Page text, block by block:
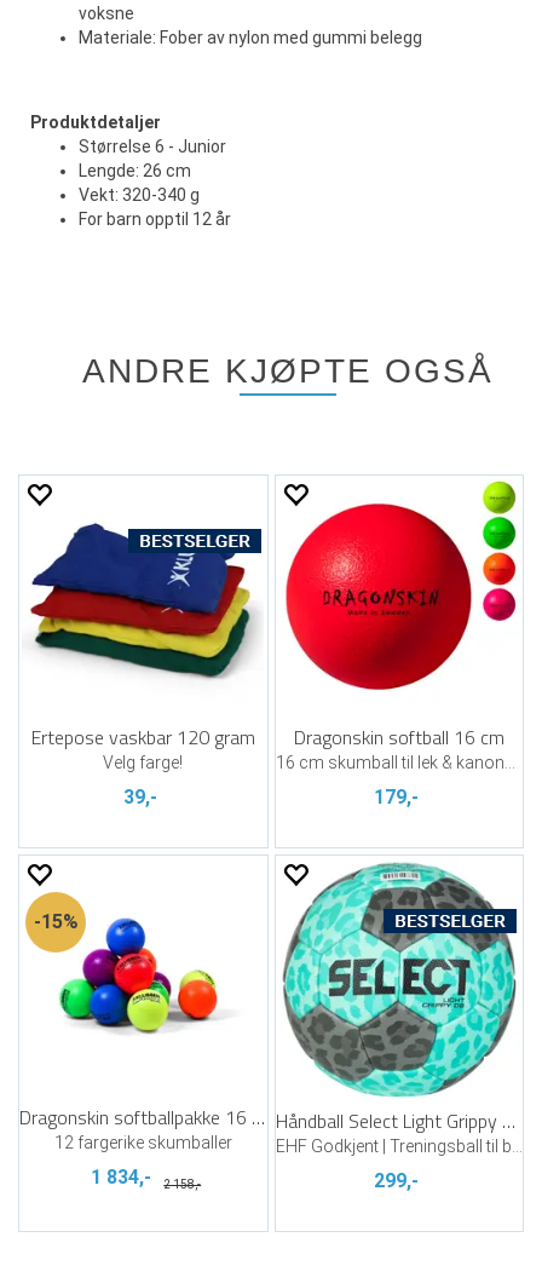
voksne
Materiale: Fober av nylon med gummi belegg
Produktdetaljer
Størrelse 6 - Junior
Lengde: 26 cm
Vekt: 320-340 g
For barn opptil 12 år
ANDRE KJØPTE OGSÅ
Ertepose vaskbar 120 gram
Velg farge!
39,-
Dragonskin softball 16 cm
179,-
15%
Dragonskin softballpakke 16 cm | 12 stk
12 fargerike skumballer
1 834,- 2 158,-
Håndball Select Light Grippy DB V24
299,-